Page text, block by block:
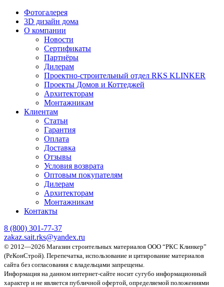
Фотогалерея
3D дизайн дома
О компании
Новости
Сертификаты
Партнёры
Дилерам
Проектно-строительный отдел RKS KLINKER
Проекты Домов и Коттеджей
Архитекторам
Монтажникам
Клиентам
Статьи
Гарантия
Оплата
Доставка
Отзывы
Условия возврата
Оптовым покупателям
Дилерам
Архитекторам
Монтажникам
Контакты
8 (800) 301-77-37
zakaz.sait.rks@yandex.ru
© 2012—2026 Магазин строительных материалов ООО “РКС Клинкер”
(РеКонСтрой). Перепечатка, использование и цитирование материалов
сайта без согласования с владельцами запрещены.
Информация на данном интернет-сайте носит сугубо информационный
характер и не является публичной офертой, определяемой положениями